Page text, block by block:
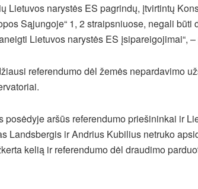
Lietuvos narystės ES pagrindų, įtvirtintų
Sąjungoje“ 1, 2 straipsniuose, negali būti
Lietuvos narystės ES įsipareigojimai“, –
referendumo dėl žemės nepardavimo
aršūs referendumo priešininkai ir
Landsbergis ir Andrius Kubilius netruko
kelią ir referendumo dėl draudimo